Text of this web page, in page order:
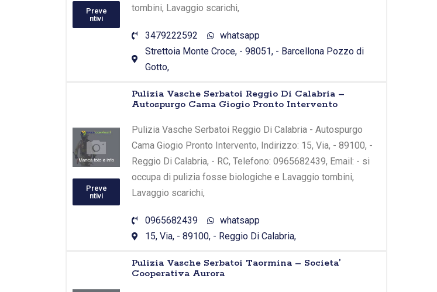
Preve
ntivi
tombini, Lavaggio scarichi,
3479222592
whatsapp
Strettoia Monte Croce, - 98051, - Barcellona Pozzo di
Gotto,
Preve
ntivi
Pulizia Vasche Serbatoi Reggio Di Calabria –
Autospurgo Cama Giogio Pronto Intervento
Pulizia Vasche Serbatoi Reggio Di Calabria - Autospurgo
Cama Giogio Pronto Intervento, Indirizzo: 15, Via, - 89100, -
Reggio Di Calabria, - RC, Telefono: 0965682439, Email: - si
occupa di pulizia fosse biologiche e Lavaggio tombini,
Lavaggio scarichi,
0965682439
whatsapp
15, Via, - 89100, - Reggio Di Calabria,
Pulizia Vasche Serbatoi Taormina – Societa’
Cooperativa Aurora